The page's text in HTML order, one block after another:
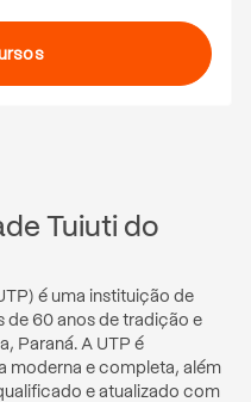
Tuiuti do
é uma instituição de
de 60 anos de tradição e
Paraná. A UTP é
moderna e completa, além
e atualizado com